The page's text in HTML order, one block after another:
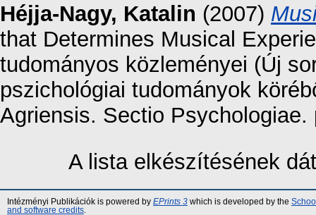
Héjja-Nagy, Katalin (2007)
that Determines Musical
tudományos közleményei (Új
pszichológiai tudományok
Agriensis. Sectio Psychologiae.
A lista elkészítésének
Intézményi Publikációk is powered by EPrints 3 which is developed by the
and software credits